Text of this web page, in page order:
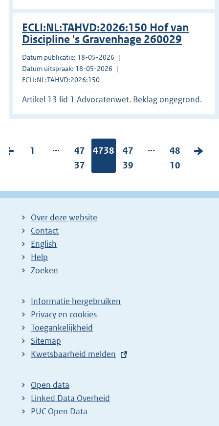
ECLI:NL:TAHVD:2026:150 Hof van
Discipline 's Gravenhage 260029
Datum publicatie: 18-05-2026
Datum uitspraak: 18-05-2026
ECLI:NL:TAHVD:2026:150
Artikel 13 lid 1 Advocatenwet. Beklag ongegrond.
V
i
P
i
a
:
1 ...
P
a
i
a
47
37
Pagina:
4738
P
a
i
47
39
...
P
a
i
48
10
V
g
Over deze website
Contact
English
Help
Zoeken
Informatie hergebruiken
Privacy en cookies
Toegankelijkheid
Sitemap
E
t
e
r
Kwetsbaarheid melden
Open data
Linked Data Overheid
PUC Open Data